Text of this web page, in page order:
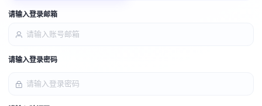
请输入登录邮箱
请输入登录密码